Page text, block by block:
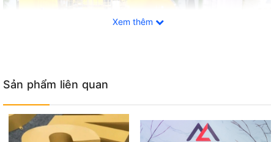
Xem thêm
Sản phẩm liên quan